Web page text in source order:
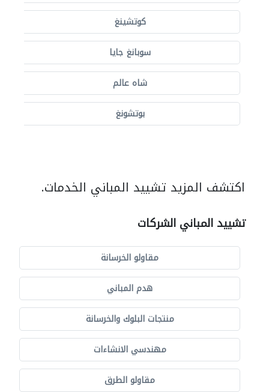
كوتشينغ
سوبانغ جايا
شاه عالم
بوتشونغ
اكتشف المزيد تشييد المباني الخدمات.
تشييد المباني الشركات
مقاولو الخرسانة
هدم المباني
منتجات البلوك والخرسانة
مهندسي الانشاءات
مقاولو الطرق